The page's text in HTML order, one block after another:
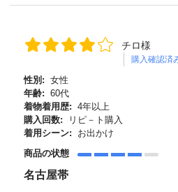
チロ様
購入確認済
性別: 女性
年齢: 60代
着物着用歴: 4年以上
購入回数:
リピ－ト購入
着用シーン:
お出かけ
商品の状態
名古屋帯